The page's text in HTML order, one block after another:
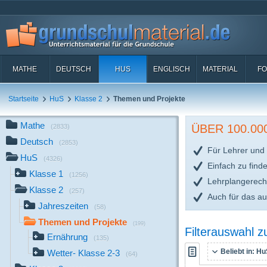
MATHE DEUTSCH HUS ENGLISCH MATERIAL
Startseite HuS Klasse 2 Themen und Projekte
Mathe (2833)
Deutsch (2853)
HuS (4326)
Klasse 1 (1256)
Klasse 2 (257)
Jahreszeiten (58)
Themen und Projekte (199)
Ernährung (135)
Wetter- Klasse 2-3 (64)
ÜBER
Für Lehrer und
Einfach zu
Auch für das
Filterauswahl
Beliebt in: